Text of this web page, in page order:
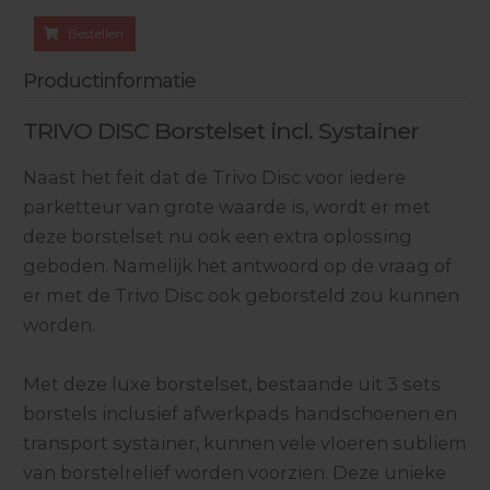
Bestellen
Productinformatie
TRIVO DISC Borstelset incl. Systainer
Naast het feit dat de Trivo Disc voor iedere
parketteur van grote waarde is, wordt er met
deze borstelset nu ook een extra oplossing
geboden. Namelijk het antwoord op de vraag of
er met de Trivo Disc ook geborsteld zou kunnen
worden.
Met deze luxe borstelset, bestaande uit 3 sets
borstels inclusief afwerkpads handschoenen en
transport systainer, kunnen vele vloeren subliem
van borstelreliëf worden voorzien. Deze unieke